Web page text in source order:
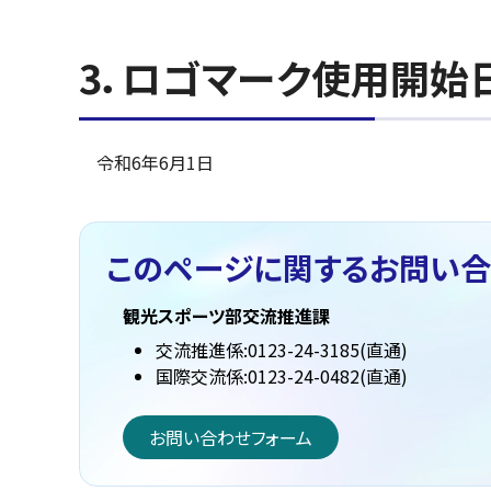
3．ロゴマーク使用開始
令和6年6月1日
このページに関するお問い
観光スポーツ部交流推進課
交流推進係:0123-24-3185(直通)
国際交流係:0123-24-0482(直通)
お問い合わせフォーム